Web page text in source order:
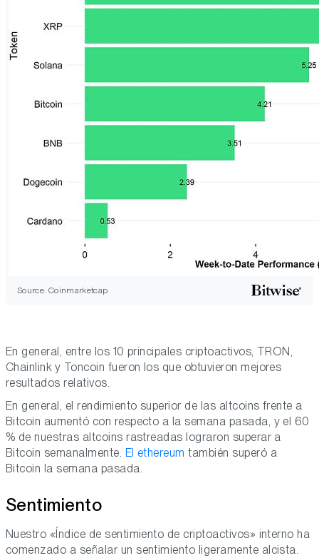
Source: Coinmarketcap
En general, entre los 10 principales criptoactivos, TRON,
Chainlink y Toncoin fueron los que obtuvieron mejores
resultados relativos.
En general, el rendimiento superior de las altcoins frente a
Bitcoin aumentó con respecto a la semana pasada, y el 60
% de nuestras altcoins rastreadas lograron superar a
Bitcoin semanalmente. El ethereum también superó a
Bitcoin la semana pasada.
Sentimiento
Nuestro «Índice de sentimiento de criptoactivos» interno ha
comenzado a señalar un sentimiento ligeramente alcista.